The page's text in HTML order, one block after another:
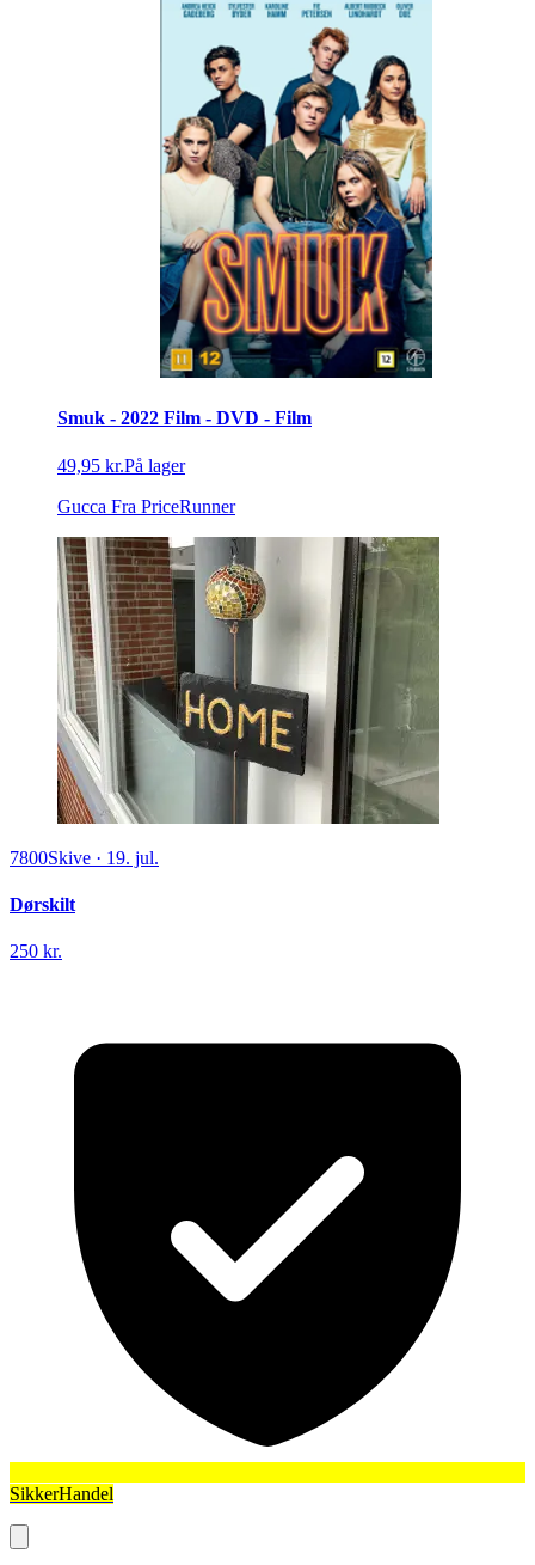
Smuk - 2022 Film - DVD - Film
49,95 kr.På lager
Gucca Fra PriceRunner
7800Skive · 19. jul.
Dørskilt
250 kr.
SikkerHandel